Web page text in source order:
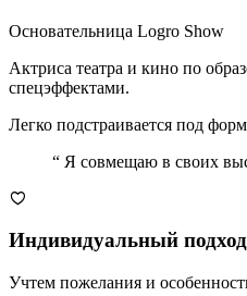
Основательница Logro Show
Актриса театра и кино по
спецэффектами.
Легко подстраивается под
“ Я совмещаю в своих
Индивидуальный подход
Учтем пожелания и